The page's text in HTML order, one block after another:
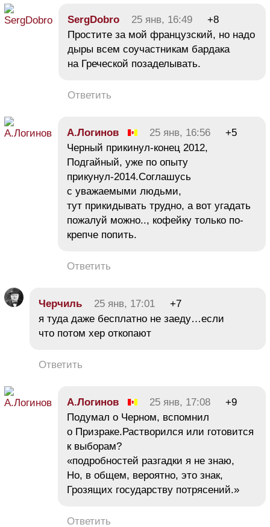
SergDobro 25 янв, 16:49
+8
Простите за мой французский, но надо
дыры всем соучастникам бардака
на Греческой позаделывать.
Ответить
А.Логинов 25 янв, 16:56
+5
Черный прикинул-конец 2012,
Подгайный, уже по опыту
прикунул-2014.Соглашусь
с уважаемыми людьми,
тут прикидывать трудно, а вот угадать
пожалуй можно.., кофейку только по-
крепче попить.
Ответить
Черчиль 25 янв, 17:01
+7
я туда даже бесплатно не заеду…если
что потом хер откопают
Ответить
А.Логинов 25 янв, 17:08
+9
Подумал о Черном, вспомнил
о Призраке.Растворился или готовится
к выборам?
«подробностей разгадки я не знаю,
Но, в общем, вероятно, это знак,
Грозящих государству потрясений.»
Ответить